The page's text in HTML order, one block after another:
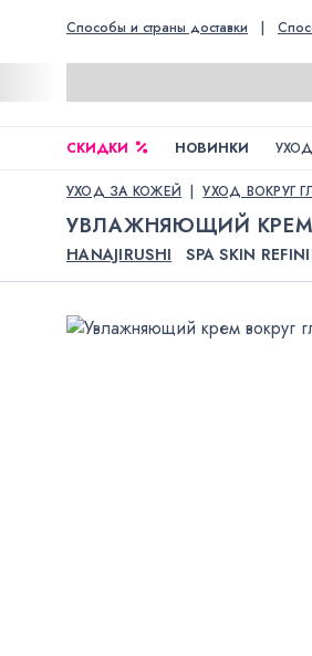
Способы и страны доставки |
СКИДКИ НОВИНКИ
УХОД ЗА КОЖЕЙ УХОД ВОКРУГ
УВЛАЖНЯЮЩИЙ КРЕМ
HANAJIRUSHI SPA SKIN